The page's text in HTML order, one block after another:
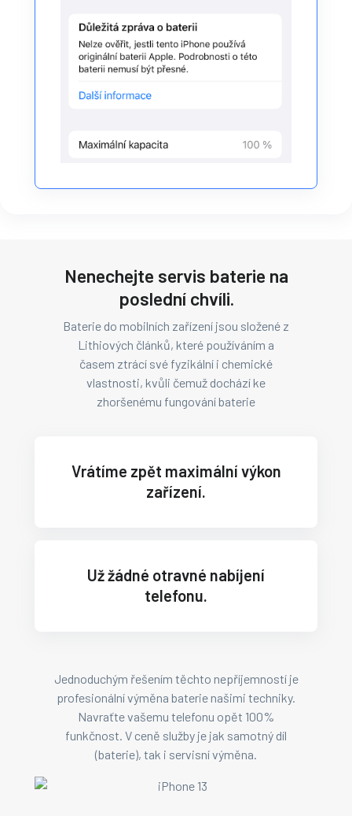
Nenechejte servis baterie na
poslední chvíli.
Baterie do mobilních zařízení jsou složené z
Lithiových článků, které používáním a
časem ztrácí své fyzikální i chemické
vlastnosti, kvůli čemuž dochází ke
zhoršenému fungování baterie
Vrátíme zpět maximální výkon
zařízení.
Už žádné otravné nabíjení
telefonu.
Jednoduchým řešením těchto nepříjemností je
profesionální výměna baterie našimi techniky.
Navraťte vašemu telefonu opět 100%
funkčnost. V ceně služby je jak samotný díl
(baterie), tak i servisní výměna.